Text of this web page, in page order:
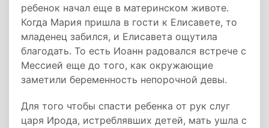
ребенок начал еще в материнском животе.
Когда Мария пришла в гости к Елисавете, то
младенец забился, и Елисавета ощутила
благодать. То есть Иоанн радовался встрече с
Мессией еще до того, как окружающие
заметили беременность непорочной девы.
Для того чтобы спасти ребенка от рук слуг
царя Ирода, истреблявших детей, мать ушла с